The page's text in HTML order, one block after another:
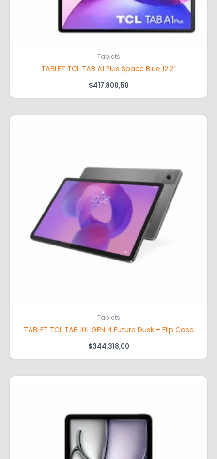
Tablets
TABLET TCL TAB A1 Plus Space Blue 12.2″
$417.800,50
Tablets
TABLET TCL TAB 10L GEN 4 Future Dusk + Flip Case
$344.318,00